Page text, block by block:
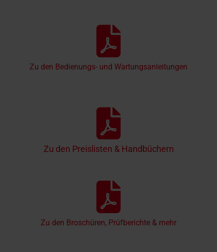
Zu den Bedienungs- und Wartungsanleitungen
Zu den Preislisten & Handbüchern
Zu den Broschüren, Prüfberichte & mehr